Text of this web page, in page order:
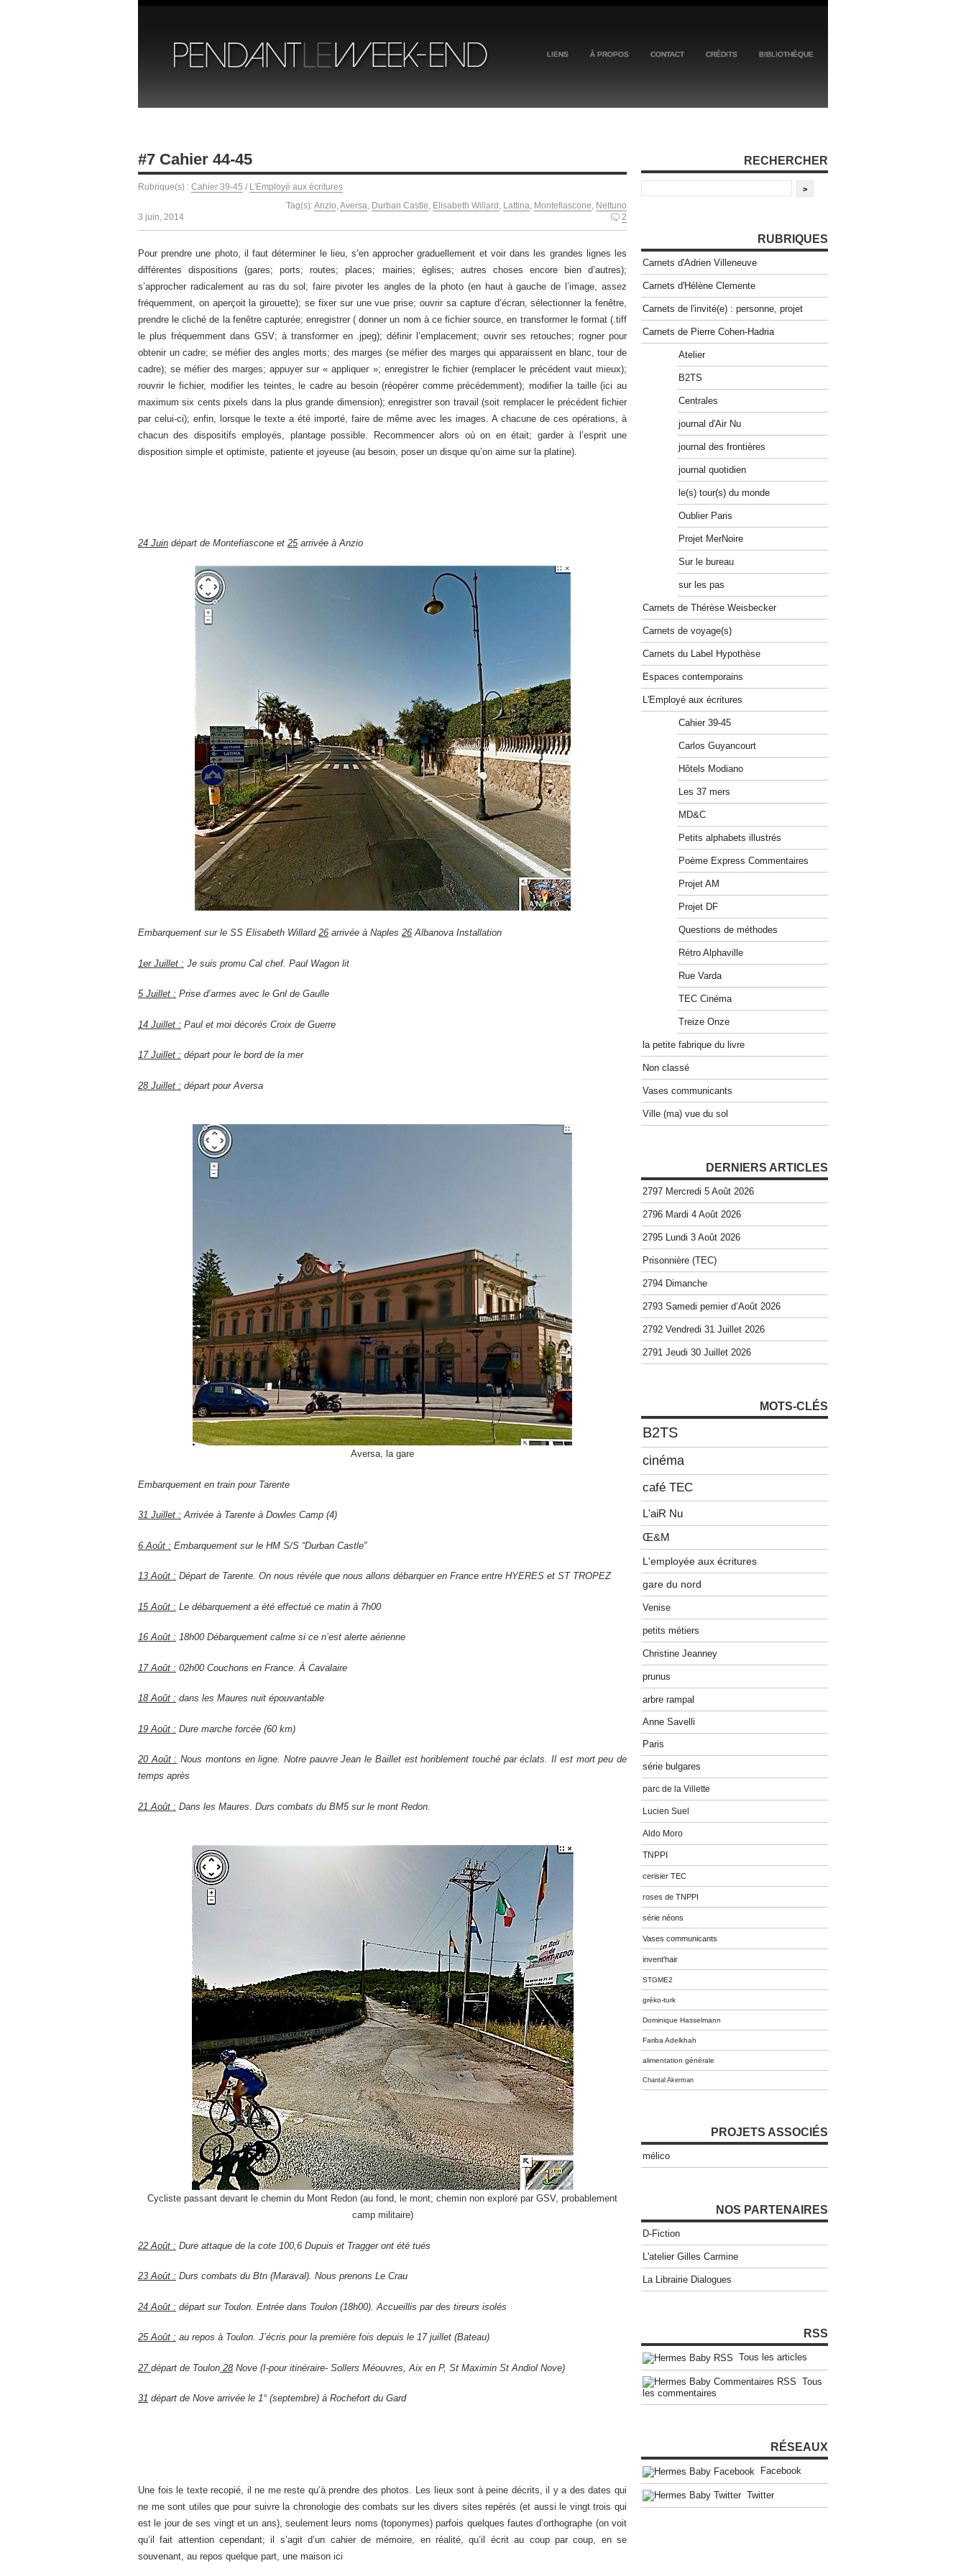
LIENS À PROPOS CONTACT CRÉDITS BIBLIOTHÈQUE
#7 Cahier 44-45
Rubrique(s) : Cahier 39-45 / L'Employé aux écritures
Tag(s):Anzio,Aversa, Durban Castle, Elisabeth Willard , Lattina, Montefiascone, Nettuno
3 juin, 2014
2
Pour prendre une photo, il faut déterminer le lieu, s’en approcher graduellement et voir dans les grandes lignes les
différentes dispositions (gares; ports; routes; places; mairies; églises; autres choses encore bien d’autres);
s’approcher radicalement au ras du sol; faire pivoter les angles de la photo (en haut à gauche de l’image, assez
fréquemment, on aperçoit la girouette); se fixer sur une vue prise; ouvrir sa capture d’écran, sélectionner la fenêtre,
prendre le cliché de la fenêtre capturée; enregistrer ( donner un nom à ce fichier source, en transformer le format (.tiff
le plus fréquemment dans GSV; à transformer en .jpeg); définir l’emplacement; ouvrir ses retouches; rogner pour
obtenir un cadre; se méfier des angles morts; des marges (se méfier des marges qui apparaissent en blanc, tour de
cadre); se méfier des marges; appuyer sur « appliquer »; enregistrer le fichier (remplacer le précédent vaut mieux);
rouvrir le fichier, modifier les teintes, le cadre au besoin (réopérer comme précédemment); modifier la taille (ici au
maximum six cents pixels dans la plus grande dimension); enregistrer son travail (soit remplacer le précédent fichier
par celui-ci); enfin, lorsque le texte a été importé, faire de même avec les images. A chacune de ces opérations, à
chacun des dispositifs employés, plantage possible. Recommencer alors où on en était; garder à l’esprit une
disposition simple et optimiste, patiente et joyeuse (au besoin, poser un disque qu’on aime sur la platine).
24 Juin départ de Montefiascone et 25arrivée à Anzio
Embarquement sur le SS Elisabeth Willard 26 arrivée à Naples 26 Albanova Installation
1er Juillet : Je suis promu Cal chef. Paul Wagon lit
5 Juillet : Prise d’armes avec le Gnl de Gaulle
14 Juillet : Paul et moi décorés Croix de Guerre
17 Juillet : départ pour le bord de la mer
28 Juillet : départ pour Aversa
Aversa, la gare
Embarquement en train pour Tarente
31 Juillet : Arrivée à Tarente à Dowles Camp (4)
6 Août : Embarquement sur le HM S/S “Durban Castle”
13 Août : Départ de Tarente. On nous révèle que nous allons débarquer en France entre HYERES et ST TROPEZ
15 Août : Le débarquement a été effectué ce matin à 7h00
16 Août : 18h00 Débarquement calme si ce n’est alerte aérienne
17 Août : 02h00 Couchons en France. À Cavalaire
18 Août : dans les Maures nuit épouvantable
19 Août : Dure marche forcée (60 km)
20 Août : Nous montons en ligne. Notre pauvre Jean le Baillet est horiblement touché par éclats. Il est mort peu de
temps après
21 Août : Dans les Maures. Durs combats du BM5 sur le mont Redon.
Cycliste passant devant le chemin du Mont Redon (au fond, le mont; chemin non exploré par GSV, probablement
camp militaire)
22 Août : Dure attaque de la cote 100,6 Dupuis et Tragger ont été tués
23 Août : Durs combats du Btn (Maraval). Nous prenons Le Crau
24 Août : départ sur Toulon. Entrée dans Toulon (18h00). Accueillis par des tireurs isolés
25 Août : au repos à Toulon. J’écris pour la première fois depuis le 17 juillet (Bateau)
27 départ de Toulon 28 Nove (I-pour itinéraire- Sollers Méouvres, Aix en P, St Maximin St Andiol Nove)
31 départ de Nove arrivée le 1° (septembre) à Rochefort du Gard
Une fois le texte recopié, il ne me reste qu’à prendre des photos. Les lieux sont à peine décrits, il y a des dates qui
ne me sont utiles que pour suivre la chronologie des combats sur les divers sites repérés (et aussi le vingt trois qui
est le jour de ses vingt et un ans), seulement leurs noms (toponymes) parfois quelques fautes d’orthographe (on voit
qu’il fait attention cependant; il s’agit d’un cahier de mémoire, en réalité, qu’il écrit au coup par coup, en se
souvenant, au repos quelque part, une maison ici
RECHERCHER
RUBRIQUES
Carnets d'Adrien Villeneuve
Carnets d'Hélène Clemente
Carnets de l'invité(e) : personne, projet
Carnets de Pierre Cohen-Hadria
Atelier
B2TS
Centrales
journal d'Air Nu
journal des frontières
journal quotidien
le(s) tour(s) du monde
Oublier Paris
Projet MerNoire
Sur le bureau
sur les pas
Carnets de Thérèse Weisbecker
Carnets de voyage(s)
Carnets du Label Hypothèse
Espaces contemporains
L'Employé aux écritures
Cahier 39-45
Carlos Guyancourt
Hôtels Modiano
Les 37 mers
MD&C
Petits alphabets illustrés
Poème Express Commentaires
Projet AM
Projet DF
Questions de méthodes
Rétro Alphaville
Rue Varda
TEC Cinéma
Treize Onze
la petite fabrique du livre
Non classé
Vases communicants
Ville (ma) vue du sol
DERNIERS ARTICLES
2797 Mercredi 5 Août 2026
2796 Mardi 4 Août 2026
2795 Lundi 3 Août 2026
Prisonnière (TEC)
2794 Dimanche
2793 Samedi pemier d’Août 2026
2792 Vendredi 31 Juillet 2026
2791 Jeudi 30 Juillet 2026
MOTS-CLÉS
B2TS
cinéma
café TEC
L'aiR Nu
Œ&M
L'employée aux écritures
gare du nord
Venise
petits métiers
Christine Jeanney
prunus
arbre rampal
Anne Savelli
Paris
série bulgares
parc de la Villette
Lucien Suel
Aldo Moro
TNPPI
cerisier TEC
roses de TNPPI
série néons
Vases communicants
invent'hair
STGME2
gréko-turk
Dominique Hasselmann
Fariba Adelkhah
alimentation générale
Chantal Akerman
PROJETS ASSOCIÉS
mélico
NOS PARTENAIRES
D-Fiction
L'atelier Gilles Carmine
La Librairie Dialogues
RSS
Tous les articles
Tous
les commentaires
RÉSEAUX
Facebook
Twitter